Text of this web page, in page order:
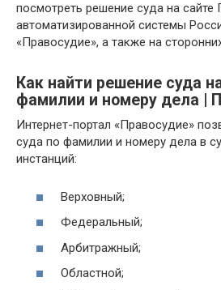
посмотреть решение суда на сайте
автоматизированной системы
«Правосудие», а также на
Как найти решение суда
фамилии и номеру дела |
Интернет-портал «Правосудие»
суда по фамилии и номеру дела в
инстанций:
Верховный;
Федеральный;
Арбитражный;
Областной;